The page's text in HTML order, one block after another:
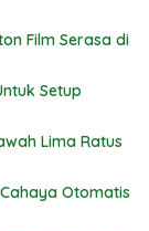
Film Serasa di
Setup
Lima Ratus
Otomatis